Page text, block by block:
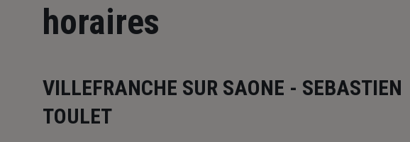
horaires
VILLEFRANCHE SUR SAONE - SEBASTIEN
TOULET